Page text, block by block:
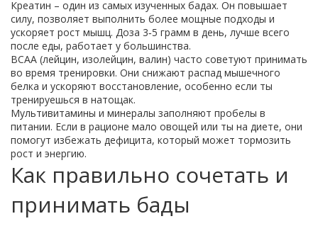
Креатин – один из самых изученных бадах. Он повышает
силу, позволяет выполнить более мощные подходы и
ускоряет рост мышц. Доза 3‑5 грамм в день, лучше всего
после еды, работает у большинства.
BCAA (лейцин, изолейцин, валин) часто советуют принимать
во время тренировки. Они снижают распад мышечного
белка и ускоряют восстановление, особенно если ты
тренируешься в натощак.
Мультивитамины и минералы заполняют пробелы в
питании. Если в рационе мало овощей или ты на диете, они
помогут избежать дефицита, который может тормозить
рост и энергию.
Как правильно сочетать и
принимать бады